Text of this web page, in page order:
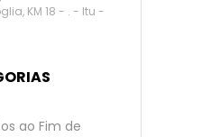
KM 18 - . - Itu -
ao Fim de